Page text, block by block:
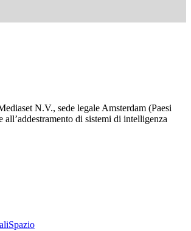
N.V., sede legale Amsterdam (Paesi
di sistemi di intelligenza
Spazio